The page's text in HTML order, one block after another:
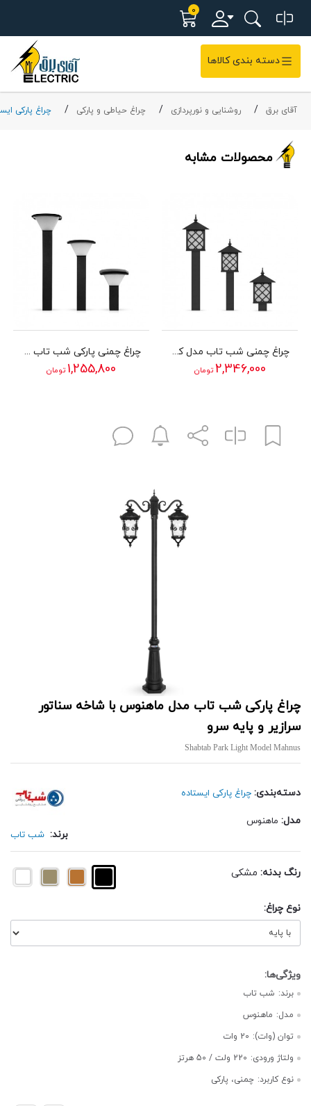
0
دسته بندی کالاها
آقای برق روشنایی و نورپردازی چراغ حیاطی و پارکی چراغ پارکی
محصولات مشابه
چراغ چمنی شب تاب مدل کارن2
2,346,000تومان
چراغ چمنی پارکی شب تاب مدل تابش
1,255,800 تومان
چراغ پارکی شب تاب مدل ماهنوس با شاخه سناتور
سرازیر و پایه سرو
Shabtab Park Light Model Mahnus
دسته‌بندی: چراغ پارکی ایستاده
مدل: ماهنوس
برند: شب تاب
رنگ بدنه: مشکی
نوع چراغ:
برند: شب تاب
مدل: ماهنوس
توان (وات): 20 وات
ولتاژ ورودی: 220 ولت / 50 هرتز
نوع کاربرد: چمنی، پارکی